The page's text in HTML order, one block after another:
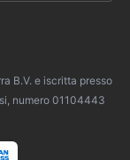
B.V. e iscritta presso
numero 01104443